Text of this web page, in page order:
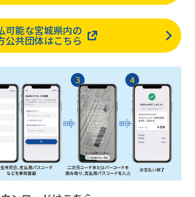
可能な宮城県内の
公共団体はこちら